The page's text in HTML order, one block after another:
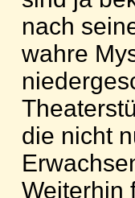
nach
wahre
die nicht
Weiterhin